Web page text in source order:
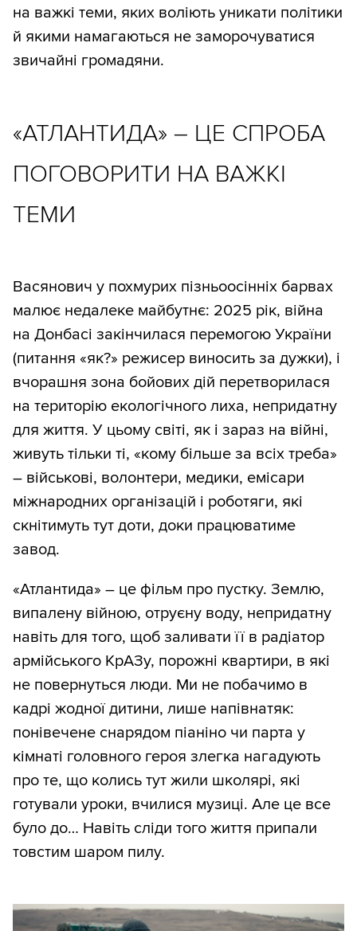
на важкі теми, яких воліють уникати політики
й якими намагаються не заморочуватися
звичайні громадяни.
«АТЛАНТИДА» – ЦЕ СПРОБА
ПОГОВОРИТИ НА ВАЖКІ
ТЕМИ
Васянович у похмурих пізньоосінніх барвах
малює недалеке майбутнє: 2025 рік, війна
на Донбасі закінчилася перемогою України
(питання «як?» режисер виносить за дужки), і
вчорашня зона бойових дій перетворилася
на територію екологічного лиха, непридатну
для життя. У цьому світі, як і зараз на війні,
живуть тільки ті, «кому більше за всіх треба»
– військові, волонтери, медики, емісари
міжнародних організацій і роботяги, які
скнітимуть тут доти, доки працюватиме
завод.
«Атлантида» – це фільм про пустку. Землю,
випалену війною, отруєну воду, непридатну
навіть для того, щоб заливати її в радіатор
армійського КрАЗу, порожні квартири, в які
не повернуться люди. Ми не побачимо в
кадрі жодної дитини, лише напівнатяк:
понівечене снарядом піаніно чи парта у
кімнаті головного героя злегка нагадують
про те, що колись тут жили школярі, які
готували уроки, вчилися музиці. Але це все
було до… Навіть сліди того життя припали
товстим шаром пилу.